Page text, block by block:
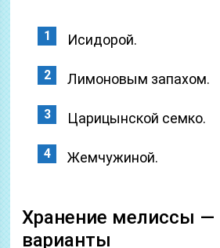
Исидорой.
Лимоновым запахом.
Царицынской семко.
Жемчужиной.
Хранение мелиссы
варианты